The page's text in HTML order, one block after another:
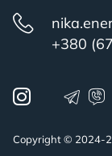
+380
Copyright © 2024-